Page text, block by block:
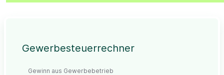
Gewerbesteuerrechner
Gewinn aus Gewerbebetrieb